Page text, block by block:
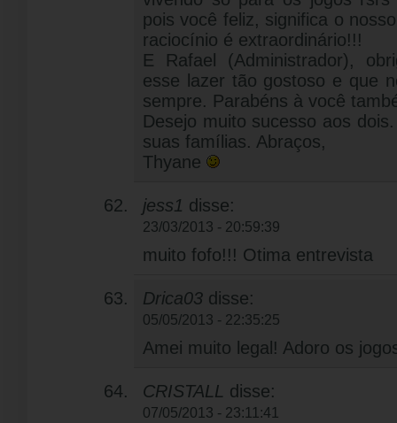
pois você feliz, significa o
raciocínio é extraordinário!!!
E Rafael (Administrador),
esse lazer tão gostoso e que
sempre. Parabéns à você
Desejo muito sucesso aos
suas famílias. Abraços,
Thyane
jess1 disse:
23/03/2013 - 20:59:39
muito fofo!!! Otima entrevista
Drica03 disse:
05/05/2013 - 22:35:25
Amei muito legal! Adoro os
CRISTALL disse:
07/05/2013 - 23:11:41